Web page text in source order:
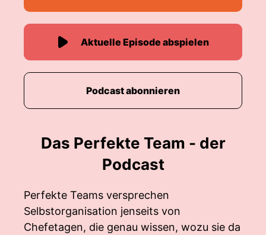
Das Perfekte Team - der
Podcast
Perfekte Teams versprechen
Selbstorganisation jenseits von
Chefetagen, die genau wissen, wozu sie da
Aktuelle Episode abspielen
Podcast abonnieren